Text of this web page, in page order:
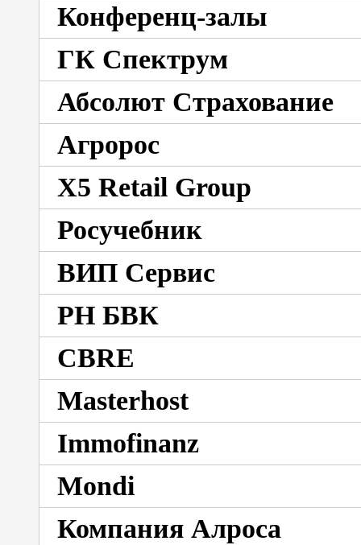
Конференц-залы
ГК Спектрум
Абсолют Страхование
Агророс
X5 Retail Group
Росучебник
ВИП Сервис
РН БВК
CBRE
Masterhost
Immofinanz
Mondi
Компания Алроса